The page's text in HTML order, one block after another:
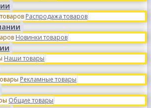
Распродажа товаров
Новинки товаров
Наши товары
Рекламные товары
Общие товары